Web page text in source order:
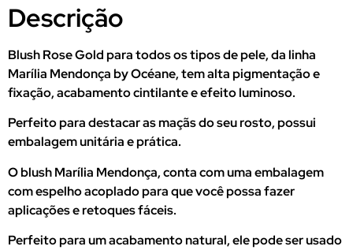
Descrição
Blush Rose Gold para todos os tipos de pele, da linha
Marília Mendonça by Océane, tem alta pigmentação e
fixação, acabamento cintilante e efeito luminoso.
Perfeito para destacar as maçãs do seu rosto, possui
embalagem unitária e prática.
O blush Marília Mendonça, conta com uma embalagem
com espelho acoplado para que você possa fazer
aplicações e retoques fáceis.
Perfeito para um acabamento natural, ele pode ser usado